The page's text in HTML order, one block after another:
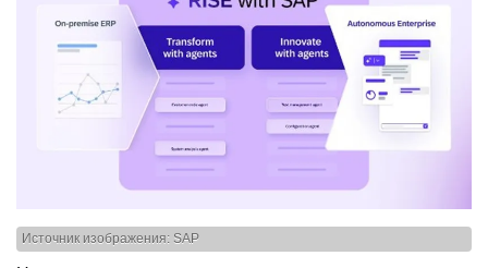
Источник изображения: SAP